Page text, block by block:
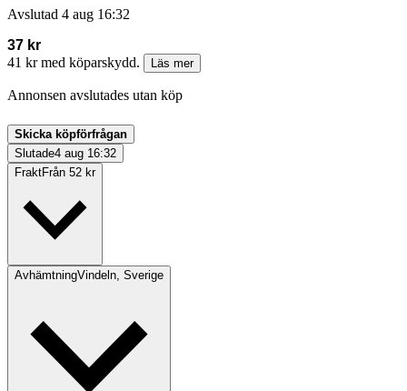
Avslutad 4 aug 16:32
37 kr
41 kr med köparskydd.
Läs mer
Annonsen avslutades utan köp
Skicka köpförfrågan
Slutade4 aug 16:32
FraktFrån 52 kr
AvhämtningVindeln, Sverige